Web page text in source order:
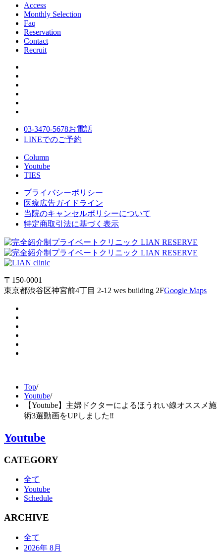
Access
Monthly Selection
Faq
Reservation
Contact
Recruit
03-3470-5678お電話
LINEでのご予約
Column
Youtube
TIES
プライバシーポリシー
医療広告ガイドライン
当院のキャンセルポリシーについて
特定商取引法に基づく表示
〒150-0001
東京都渋谷区神宮前4丁目 2-12 wes building 2FGoogle Maps
Top/
Youtube/
【Youtube】主婦ドクターによるほうれい線オススメ施
術3選動画をUPしました‼︎
Youtube
CATEGORY
全て
Youtube
Schedule
ARCHIVE
全て
2026年 8月